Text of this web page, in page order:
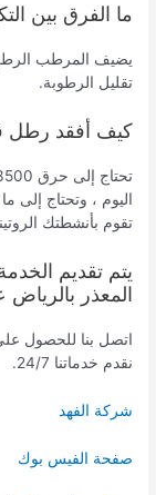
ما الفرق بين
يضيف المرطب
تقليل الرطوبة.
كيف أفقد رطل
تقوم بأنشطتك
يتم تقديم
المعذر بالرياض على مدار 24
اتصل بنا للحصول
نقدم خدماتنا 24/7.
شركة الفهد
صفحة الفيس بوك